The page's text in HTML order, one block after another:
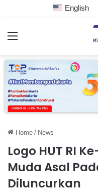
English
Home / News
Logo HUT RI
Muda Asal
Diluncurkan